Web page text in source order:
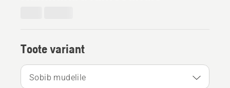
Toote variant
Sobib mudelile